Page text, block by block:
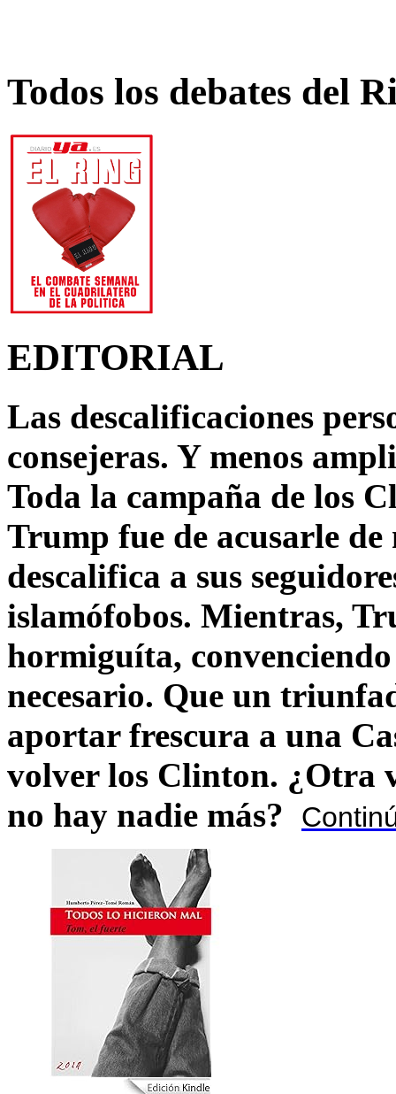
Todos los debates del
EDITORIAL
Las descalificaciones
consejeras. Y menos
Toda la campaña de los
Trump fue de acusarle
descalifica a sus
islamófobos. Mientras,
hormiguíta,
necesario. Que un
aportar frescura a una
volver los Clinton. ¿Otra
no hay nadie más?